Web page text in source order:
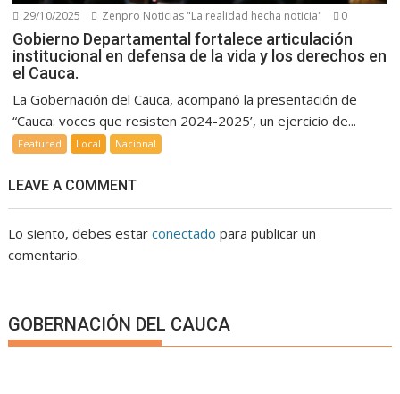
29/10/2025 Zenpro Noticias "La realidad hecha noticia" 0
Gobierno Departamental fortalece articulación
institucional en defensa de la vida y los derechos en
el Cauca.
La Gobernación del Cauca, acompañó la presentación de
“Cauca: voces que resisten 2024-2025’, un ejercicio de...
Featured Local Nacional
LEAVE A COMMENT
Lo siento, debes estarconectado para publicar un
comentario.
GOBERNACIÓN DEL CAUCA